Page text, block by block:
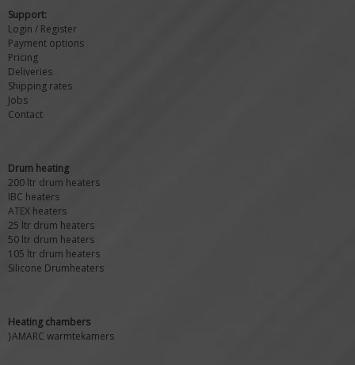
Support:
Login / Register
Payment options
Pricing
Deliveries
Shipping rates
Jobs
Contact
Drum heating
200 ltr drum heaters
IBC heaters
ATEX heaters
25 ltr drum heaters
50 ltr drum heaters
105 ltr drum heaters
Silicone Drumheaters
Heating chambers
}AMARC warmtekamers